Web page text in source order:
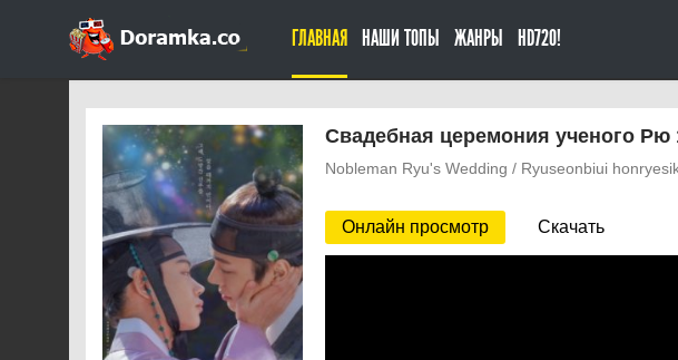
ГЛАВНАЯ НАШИ ТОПЫ ЖАНРЫ HD720!
Свадебная церемония ученого Рю
Nobleman Ryu's Wedding / Ryuseonbiui
Онлайн просмотр Скачать